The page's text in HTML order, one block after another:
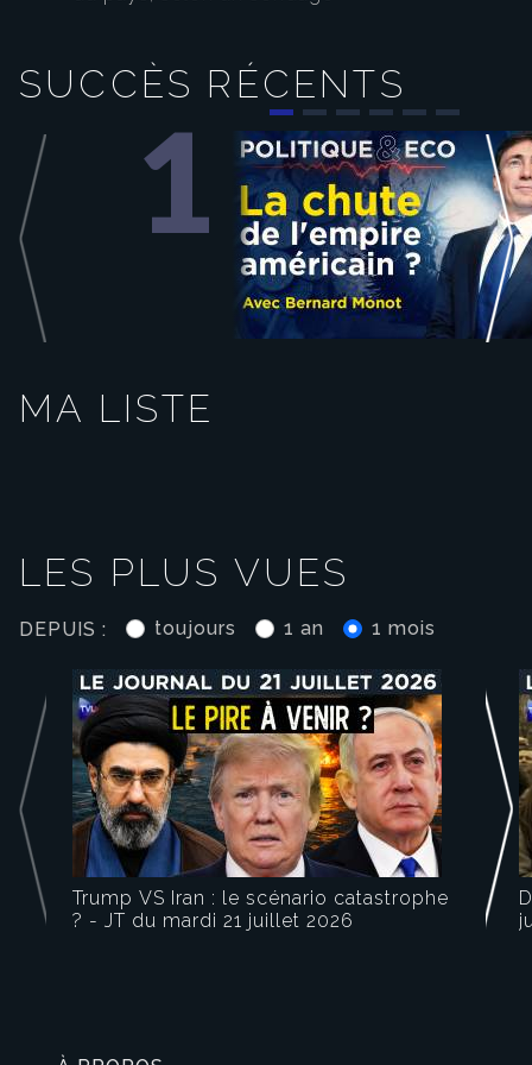
bénéficiant de la meilleure image
auprès des Français, tandis que
François Ruffin arrive en tête des
personnalités de gauche. Le Figaro
SUCCÈS RÉCENTS
1
Play
Video
MA LISTE
LES PLUS VUES
DEPUIS : toujours 1 an 1 mois
Trump VS Iran : le scénario catastrophe
? - JT du mardi 21 juillet 2026
Play
Video